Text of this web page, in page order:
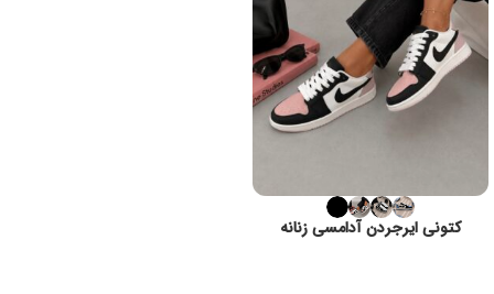
کتونی ایرجردن آدامسی زنانه